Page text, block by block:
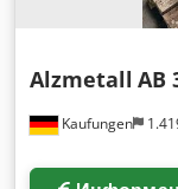
Kaufungen
Alzmetall AB